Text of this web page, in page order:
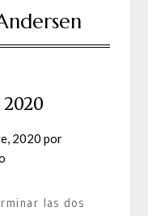
2020 por
las dos